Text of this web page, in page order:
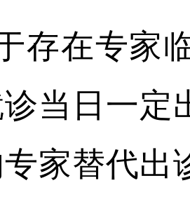
存在专家
当日一定
家替代出